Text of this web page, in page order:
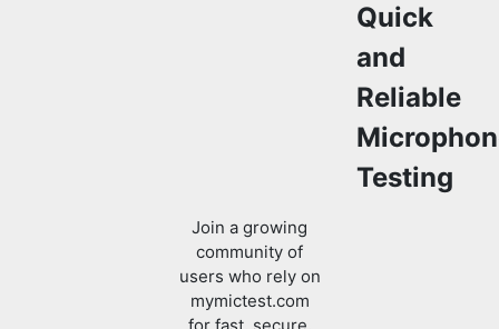
Quick
and
Reliable
Testing
Join a growing
community of
users who rely on
mymictest.com